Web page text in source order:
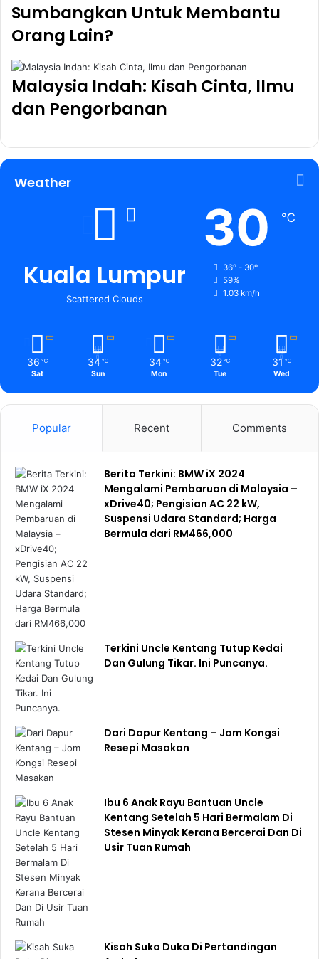
Sumbangkan Untuk Membantu
Orang Lain?
Malaysia Indah: Kisah Cinta, Ilmu
dan Pengorbanan
Weather
Kuala Lumpur
Scattered Clouds
30 ℃
36º - 30º
59%
1.03 km/h
36 ℃
Sat
34 ℃
Sun
34 ℃
Mon
32 ℃
Tue
31 ℃
Wed
Popular Recent Comments
Berita Terkini: BMW iX 2024
Mengalami Pembaruan di Malaysia –
xDrive40; Pengisian AC 22 kW,
Suspensi Udara Standard; Harga
Bermula dari RM466,000
Terkini Uncle Kentang Tutup Kedai
Dan Gulung Tikar. Ini Puncanya.
Dari Dapur Kentang – Jom Kongsi
Resepi Masakan
Ibu 6 Anak Rayu Bantuan Uncle
Kentang Setelah 5 Hari Bermalam Di
Stesen Minyak Kerana Bercerai Dan Di
Usir Tuan Rumah
Kisah Suka Duka Di Pertandingan